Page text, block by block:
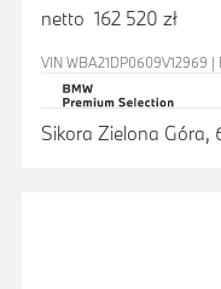
netto 162 520 zł
VIN WBA21DP0609V12969 |
Sikora Zielona Góra,